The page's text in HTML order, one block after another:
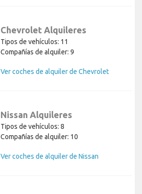
Chevrolet Alquileres
Tipos de vehículos: 11
Compañías de alquiler: 9
Ver coches de alquiler de Chevrolet
Nissan Alquileres
Tipos de vehículos: 8
Compañías de alquiler: 10
Ver coches de alquiler de Nissan